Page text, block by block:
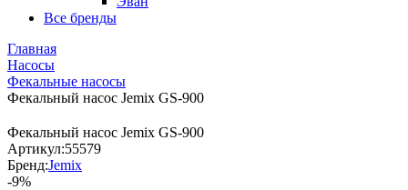
Все бренды
Главная
Насосы
Фекальные насосы
Фекальный насос Jemix GS-900
Фекальный насос Jemix GS-900
Артикул:55579
Бренд:Jemix
-9%